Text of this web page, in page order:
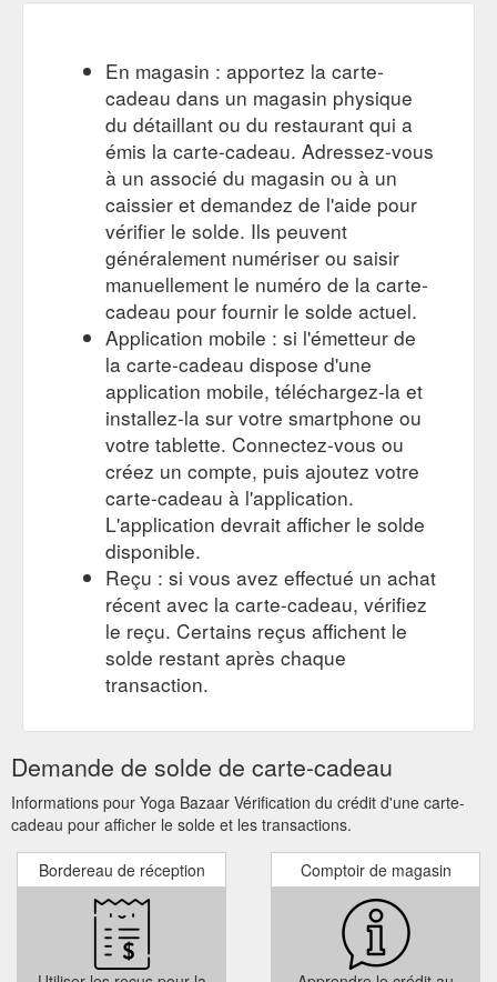
En magasin : apportez la carte-
cadeau dans un magasin physique
du détaillant ou du restaurant qui a
émis la carte-cadeau. Adressez-vous
à un associé du magasin ou à un
caissier et demandez de l'aide pour
vérifier le solde. Ils peuvent
généralement numériser ou saisir
manuellement le numéro de la carte-
cadeau pour fournir le solde actuel.
Application mobile : si l'émetteur de
la carte-cadeau dispose d'une
application mobile, téléchargez-la et
installez-la sur votre smartphone ou
votre tablette. Connectez-vous ou
créez un compte, puis ajoutez votre
carte-cadeau à l'application.
L'application devrait afficher le solde
disponible.
Reçu : si vous avez effectué un achat
récent avec la carte-cadeau, vérifiez
le reçu. Certains reçus affichent le
solde restant après chaque
transaction.
Demande de solde de carte-cadeau
Informations pour Yoga Bazaar Vérification du crédit d'une carte-
cadeau pour afficher le solde et les transactions.
Bordereau de réception Comptoir de magasin